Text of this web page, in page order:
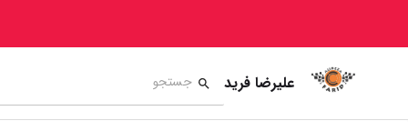
علیرضا فرید